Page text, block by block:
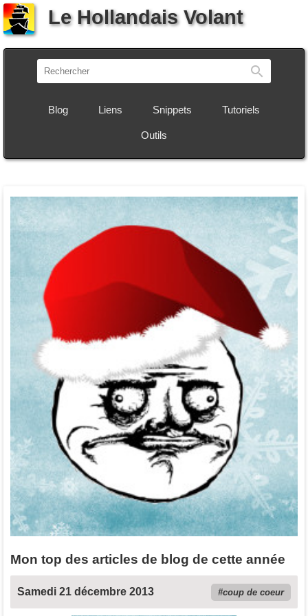
Le Hollandais Volant
Blog Liens Snippets Tutoriels
Outils
Mon top des articles de blog de cette année
Samedi 21 décembre 2013 coup de coeur